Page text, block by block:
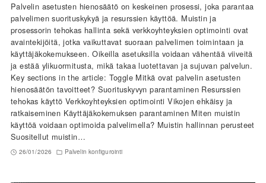
Palvelin asetusten hienosäätö on keskeinen prosessi, joka parantaa
palvelimen suorituskykyä ja resurssien käyttöä. Muistin ja
prosessorin tehokas hallinta sekä verkkoyhteyksien optimointi ovat
avaintekijöitä, jotka vaikuttavat suoraan palvelimen toimintaan ja
käyttäjäkokemukseen. Oikeilla asetuksilla voidaan vähentää viiveitä
ja estää ylikuormitusta, mikä takaa luotettavan ja sujuvan palvelun.
Key sections in the article: Toggle Mitkä ovat palvelin asetusten
hienosäätön tavoitteet? Suorituskyvyn parantaminen Resurssien
tehokas käyttö Verkkoyhteyksien optimointi Vikojen ehkäisy ja
ratkaiseminen Käyttäjäkokemuksen parantaminen Miten muistin
käyttöä voidaan optimoida palvelimella? Muistin hallinnan perusteet
Suositellut muistin…
26/01/2026 Palvelin konfigurointi